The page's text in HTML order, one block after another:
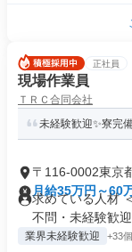
正社員
現場作業員
ＴＲＣ合同会社
未経験歓迎✨寮完
〒116-0002東京
月給35万円～60
求めている人材
不問・未経験歓迎
業界未経験歓迎 +33個